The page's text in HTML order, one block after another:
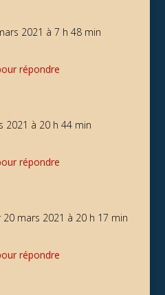
2021 à 7 h 48 min
répondre
2021 à 20 h 44 min
répondre
20 mars 2021 à 20 h 17 min
répondre